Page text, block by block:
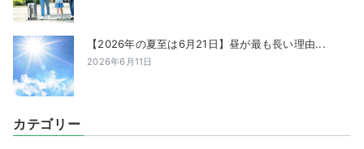
【2026年の夏至は6月21日】昼が最も長い理由...
2026年6月11日
カテゴリー